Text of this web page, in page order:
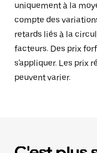
uniquement à la
compte des
retards liés à la
facteurs. Des prix
s'appliquer. Les prix
peuvent varier.